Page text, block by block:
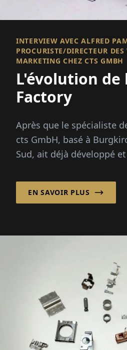
INTERVIEW AVEC ALFRED
PROCURISTE/DIRECTEUR DES
MARKETING CHEZ CTS GMBH
L'évolution de
Factory
Après que le spécialiste
cts GmbH, basé à
Sud, ait déjà développé
intelligentes pour les
stockage...
EN SAVOIR PLUS